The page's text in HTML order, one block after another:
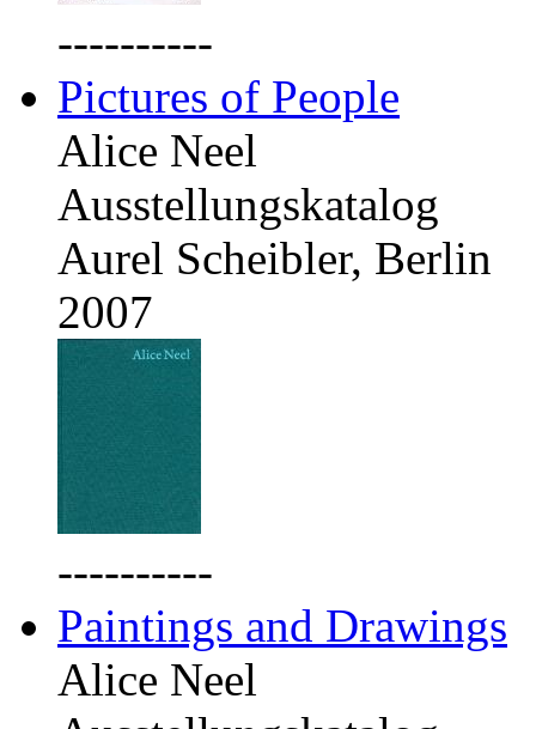
----------
Pictures of People
Alice Neel
Ausstellungskatalog
Aurel Scheibler, Berlin
2007
----------
Paintings and Drawings
Alice Neel